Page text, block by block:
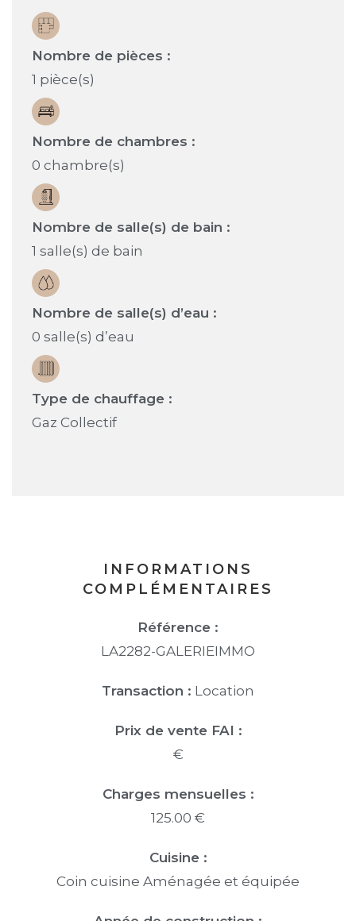
Nombre de pièces :
1 pièce(s)
Nombre de chambres :
0 chambre(s)
Nombre de salle(s) de bain :
1 salle(s) de bain
Nombre de salle(s) d’eau :
0 salle(s) d’eau
Type de chauffage :
Gaz Collectif
INFORMATIONS
COMPLÉMENTAIRES
Référence :
LA2282-GALERIEIMMO
Transaction : Location
Prix de vente FAI :
€
Charges mensuelles :
125.00 €
Cuisine :
Coin cuisine Aménagée et équipée